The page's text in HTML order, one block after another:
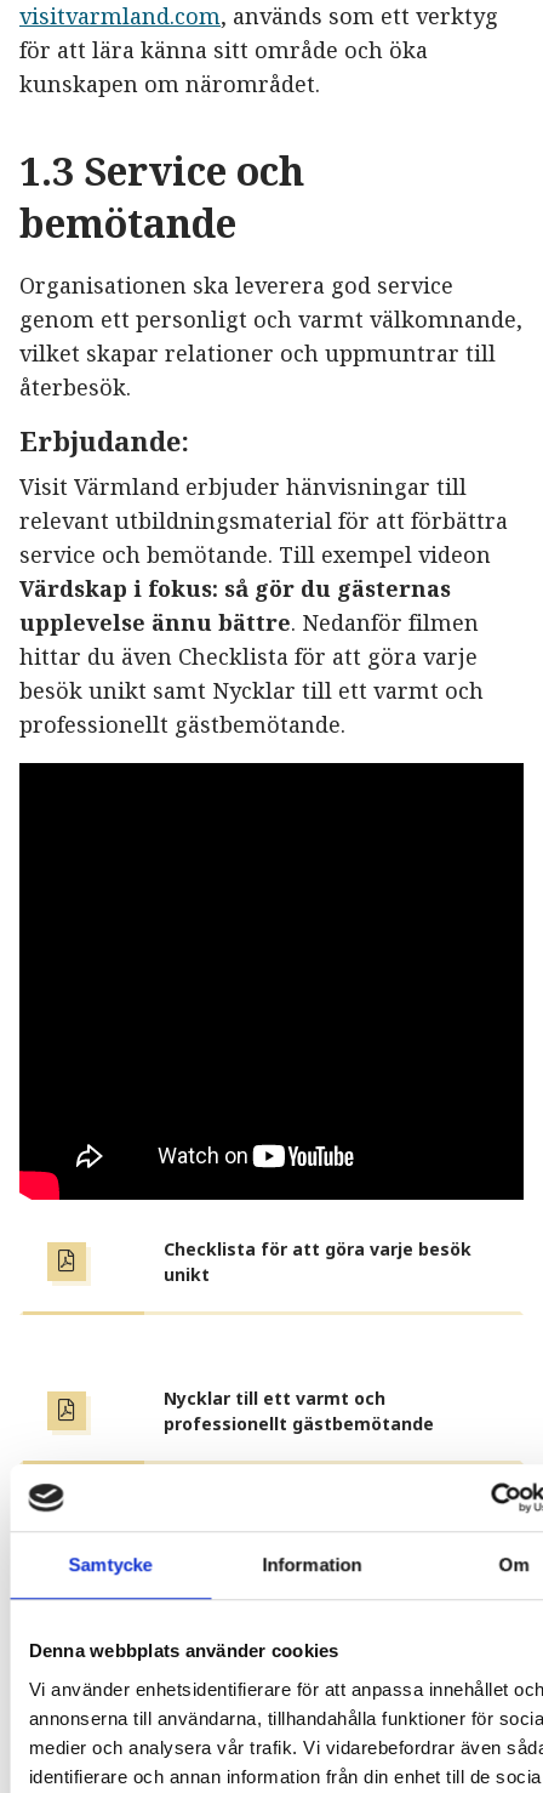
Samtycke Information Om
Denna webbplats använder cookies
Vi använder enhetsidentifierare för att anpassa innehållet och
annonserna till användarna, tillhandahålla funktioner för
medier och analysera vår trafik. Vi vidarebefordrar även
identifierare och annan information från din enhet till de
visitvarmland.com, används som ett verktyg
för att lära känna sitt område och öka
kunskapen om närområdet.
1.3 Service och
bemötande
Organisationen ska leverera god service
genom ett personligt och varmt välkomnande,
vilket skapar relationer och uppmuntrar till
återbesök.
Erbjudande:
Visit Värmland erbjuder hänvisningar till
relevant utbildningsmaterial för att förbättra
service och bemötande. Till exempel videon
Värdskap i fokus: så gör du gästernas
upplevelse ännu bättre. Nedanför filmen
hittar du även Checklista för att göra varje
besök unikt samt Nycklar till ett varmt och
professionellt gästbemötande.
Checklista för att göra varje besök
unikt
Nycklar till ett varmt och
professionellt gästbemötande
1.4 Närvaro på relevanta
digitala plattformar
Organisationen ska vara närvarande på
plattformar som är relevanta för
verksamheten och målgruppen, såsom
Facebook, Instagram eller Google Business.